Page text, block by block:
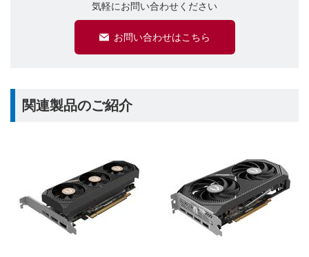
気軽にお問い合わせください
お問い合わせはこちら
関連製品のご紹介